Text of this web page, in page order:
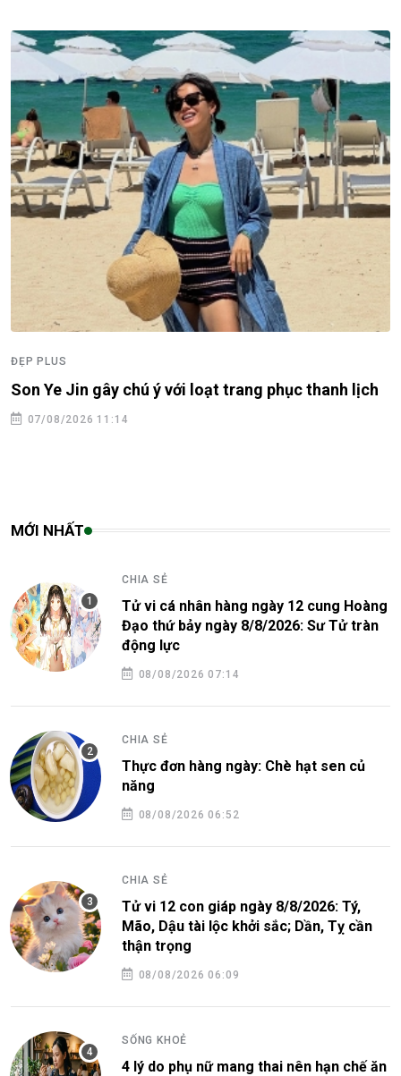
ĐẸP PLUS
Son Ye Jin gây chú ý với loạt trang phục thanh lịch
07/08/2026 11:14
MỚI NHẤT
CHIA SẺ
Tử vi cá nhân hàng ngày 12 cung Hoàng
Đạo thứ bảy ngày 8/8/2026: Sư Tử tràn
động lực
08/08/2026 07:14
CHIA SẺ
Thực đơn hàng ngày: Chè hạt sen củ
năng
08/08/2026 06:52
CHIA SẺ
Tử vi 12 con giáp ngày 8/8/2026: Tý,
Mão, Dậu tài lộc khởi sắc; Dần, Tỵ cần
thận trọng
08/08/2026 06:09
SỐNG KHOẺ
4 lý do phụ nữ mang thai nên hạn chế ăn